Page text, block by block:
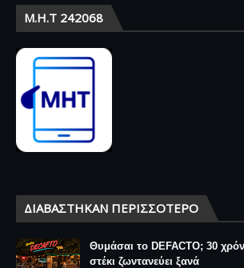
Μ.Η.Τ 242068
ΔΙΑΒΆΣΤΗΚΑΝ ΠΕΡΙΣΣΌΤΕΡΟ
Θυμάσαι το DEFACTO; 30
στέκι ζωντανεύει ξανά